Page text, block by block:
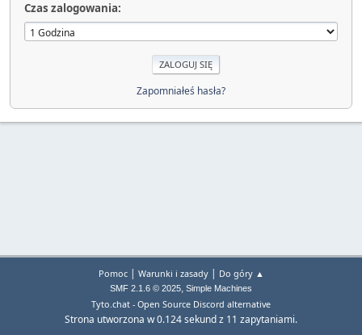
Czas zalogowania:
Zapomniałeś hasła?
Pomoc| Warunki i zasady| Do góry ▲
SMF 2.1.6 © 2025, Simple Machines
Tyto.chat - Open Source Discord alternative
Strona utworzona w 0.124 sekund z 11 zapytaniami.